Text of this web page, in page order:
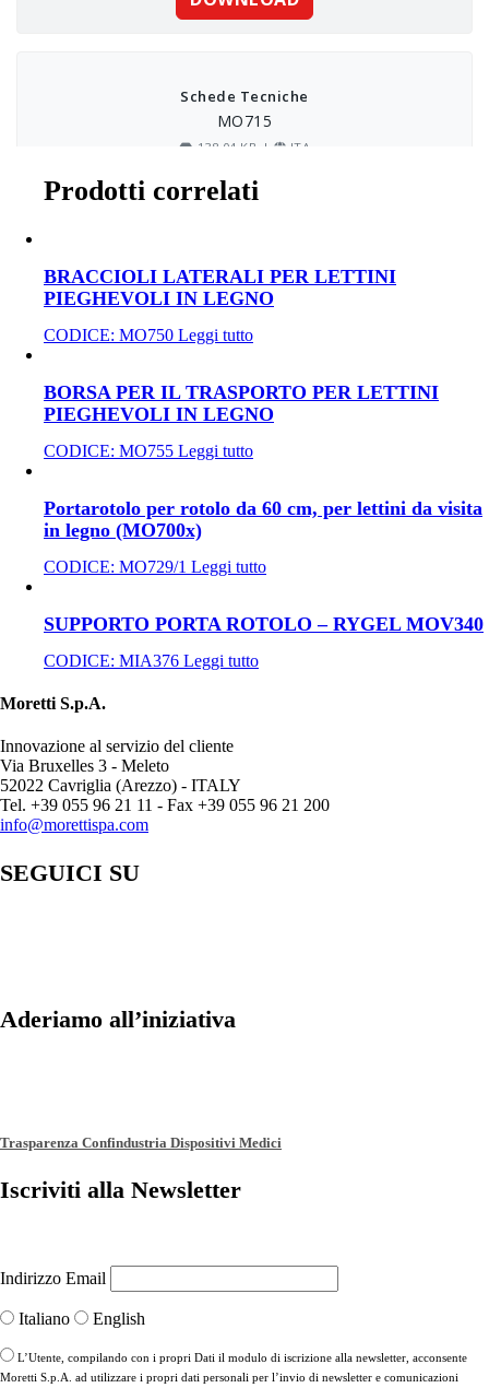
Prodotti correlati
BRACCIOLI LATERALI PER LETTINI
PIEGHEVOLI IN LEGNO
CODICE: MO750 Leggi tutto
BORSA PER IL TRASPORTO PER LETTINI
PIEGHEVOLI IN LEGNO
CODICE: MO755 Leggi tutto
Portarotolo per rotolo da 60 cm, per lettini da visita
in legno (MO700x)
CODICE: MO729/1 Leggi tutto
SUPPORTO PORTA ROTOLO – RYGEL MOV340
CODICE: MIA376 Leggi tutto
Moretti S.p.A.
Innovazione al servizio del cliente
Via Bruxelles 3 - Meleto
52022 Cavriglia (Arezzo) - ITALY
Tel. +39 055 96 21 11 - Fax +39 055 96 21 200
info@morettispa.com
SEGUICI SU
Aderiamo all’iniziativa
Trasparenza Confindustria Dispositivi Medici
Iscriviti alla Newsletter
Indirizzo Email
Italiano English
L’Utente, compilando con i propri Dati il modulo di iscrizione alla newsletter, acconsente
Moretti S.p.A. ad utilizzare i propri dati personali per l’invio di newsletter e comunicazioni